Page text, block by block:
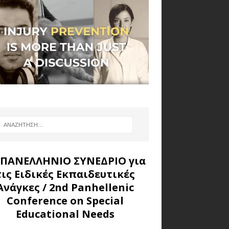
ΣΥΝΕΔΡΙΟ για
Ειδικές Εκπαιδευτικές
/ 2nd Panhellenic
Conference on Special
Educational Needs